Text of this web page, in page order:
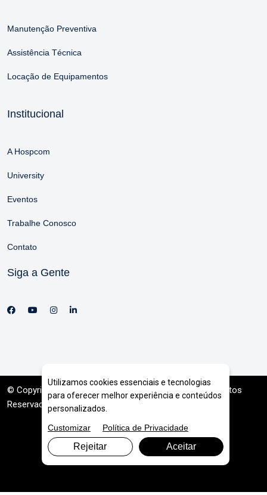
Manutenção Preventiva
Assistência Técnica
Locação de Equipamentos
Institucional
A Hospcom
University
Eventos
Trabalhe Conosco
Contato
Siga a Gente
© Copyright 2026. DIVIA Marketing Digital . Todos os Direitos
Reservados
Utilizamos cookies essenciais e tecnologias
para oferecer melhor experiência e conteúdos
personalizados.
Customizar
Política de Privacidade
Rejeitar Aceitar